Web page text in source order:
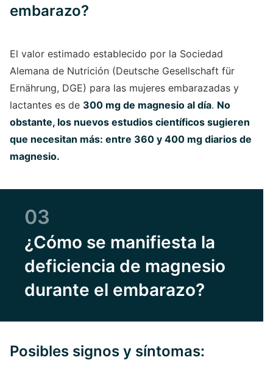
embarazo?
El valor estimado establecido por la Sociedad
Alemana de Nutrición (Deutsche Gesellschaft für
Ernährung, DGE) para las mujeres embarazadas y
lactantes es de 300 mg de magnesio al día. No
obstante, los nuevos estudios científicos sugieren
que necesitan más: entre 360 y 400 mg diarios de
magnesio.
03
¿Cómo se manifiesta la
deficiencia de magnesio
durante el embarazo?
Posibles signos y síntomas: